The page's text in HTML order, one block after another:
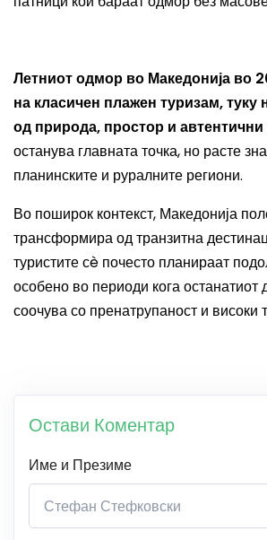
Летниот одмор во Македонија во
на класичен плажен туризам, туку
од природа, простор и автентични
останува главната точка, но расте
планинските и руралните региони.
Во поширок контекст, Македонија
трансформира од транзитна
туристите сè почесто планираат
особено во периоди кога
соочува со пренатрупаност и високи
Остави Коментар
Име и Презиме